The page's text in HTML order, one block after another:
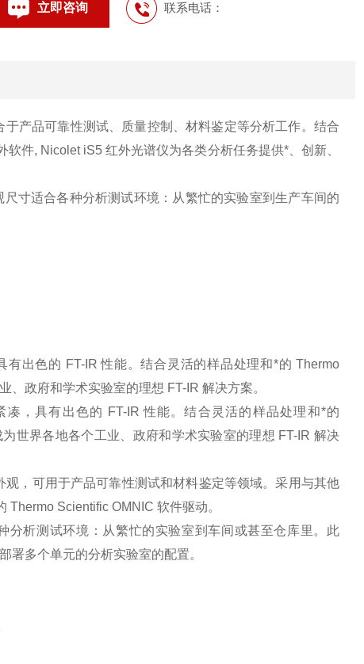
立即咨询 联系电话：
于产品可靠性测试、质量控制、材料鉴定等分析工作。结合
件, Nicolet iS5 红外光谱仪为各类分析任务提供*、创新、
寸适合各种分析测试环境：从繁忙的实验室到生产车间的
出色的 FT-IR 性能。结合灵活的样品处理和*的 Thermo
政府和学术实验室的理想 FT-IR 解决方案。
，具有出色的 FT-IR 性能。结合灵活的样品处理和*的
世界各地各个工业、政府和学术实验室的理想 FT-IR 解决
，可用于产品可靠性测试和材料鉴定等领域。采用与其他
Scientific OMNIC 软件驱动。
分析测试环境：从繁忙的实验室到车间或甚至仓库里。此
署多个单元的分析实验室的配置。